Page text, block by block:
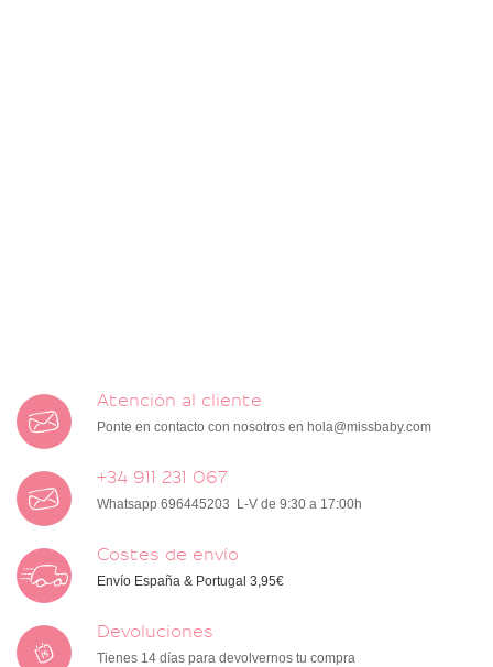
Atención al cliente
Ponte en contacto con nosotros en hola@missbaby.com
+34 911 231 067
Whatsapp 696445203 L-V de 9:30 a 17:00h
Costes de envío
Envío España & Portugal 3,95€
Devoluciones
Tienes 14 días para devolvernos tu compra